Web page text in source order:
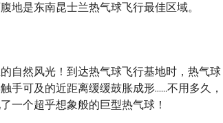
地是东南昆士兰热气球飞行最佳区域。
自然风光！到达热气球飞行基地时，热气球
手可及的近距离缓缓鼓胀成形……不用多久，
一个超乎想象般的巨型热气球！